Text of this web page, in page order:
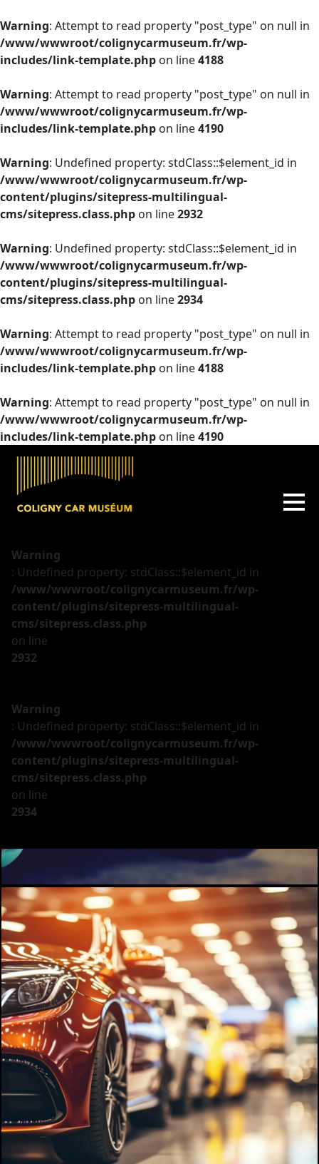
Warning: Attempt to read property "post_type" on null in
/www/wwwroot/colignycarmuseum.fr/wp-
includes/link-template.php on line4188
Warning: Attempt to read property "post_type" on null in
/www/wwwroot/colignycarmuseum.fr/wp-
includes/link-template.php on line4190
Warning: Undefined property: stdClass::$element_id in
/www/wwwroot/colignycarmuseum.fr/wp-
content/plugins/sitepress-multilingual-
cms/sitepress.class.php on line2932
Warning: Undefined property: stdClass::$element_id in
/www/wwwroot/colignycarmuseum.fr/wp-
content/plugins/sitepress-multilingual-
cms/sitepress.class.php on line2934
Warning: Attempt to read property "post_type" on null in
/www/wwwroot/colignycarmuseum.fr/wp-
includes/link-template.php on line4188
Warning: Attempt to read property "post_type" on null in
/www/wwwroot/colignycarmuseum.fr/wp-
includes/link-template.php on line4190
Warning
: Undefined property: stdClass::$element_id in
/www/wwwroot/colignycarmuseum.fr/wp-
content/plugins/sitepress-multilingual-
cms/sitepress.class.php
on line
2932
Warning
: Undefined property: stdClass::$element_id in
/www/wwwroot/colignycarmuseum.fr/wp-
content/plugins/sitepress-multilingual-
cms/sitepress.class.php
on line
2934
Le musée
Les véhicules
A vendre
Investir
Nos services
Privatisation
A propos
Partenaires
Infos pratiques
Contact
Billetterie